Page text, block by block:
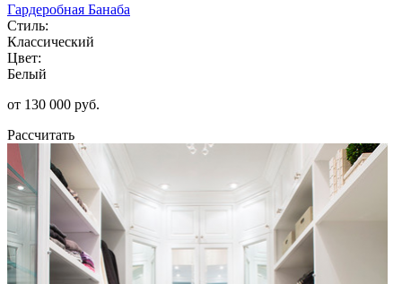
Гардеробная Банаба
Стиль:
Классический
Цвет:
Белый
от 130 000 руб.
Рассчитать